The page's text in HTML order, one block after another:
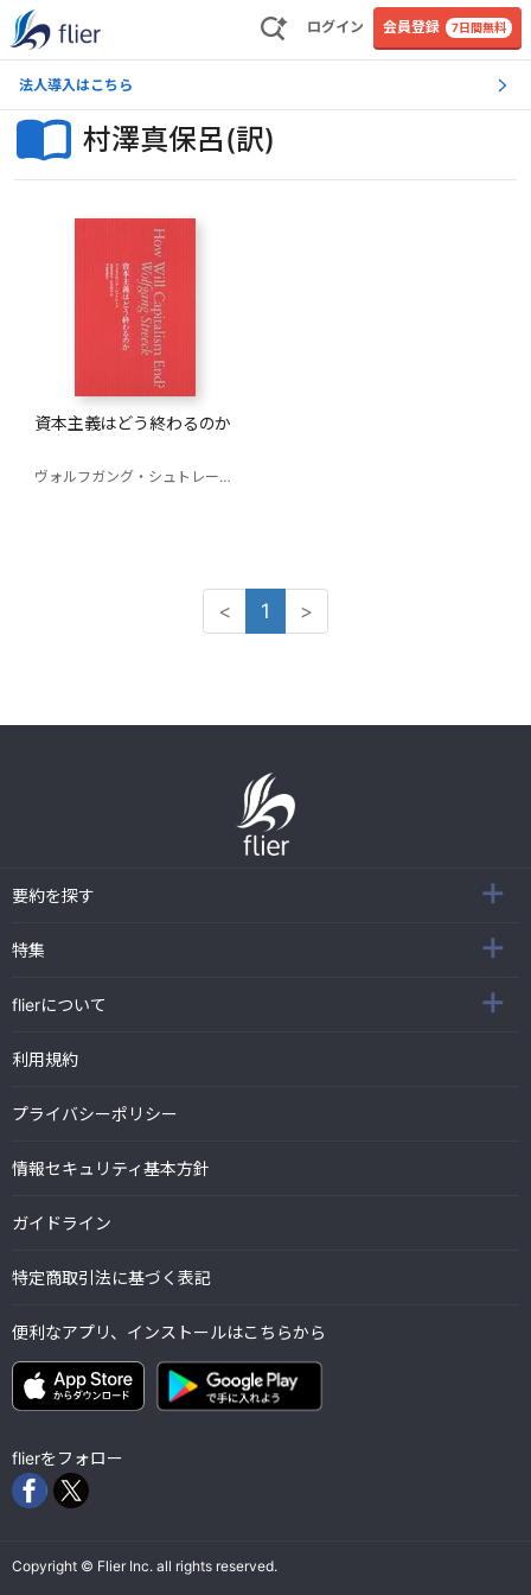
ログイン 会員登録 7日間無料
法人導入はこちら
村澤真保呂(訳)
資本主義はどう終わるのか
ヴォルフガング・シュトレーク
< 1 >
要約を探す
特集
flierについて
利用規約
プライバシーポリシー
情報セキュリティ基本方針
ガイドライン
特定商取引法に基づく表記
便利なアプリ、インストールはこちらから
flierをフォロー
Copyright © Flier Inc. all rights reserved.